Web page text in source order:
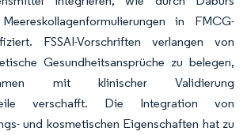
in FMCG-
FSSAI-Vorschriften verlangen von
Gesundheitsansprüche zu belegen,
mit klinischer Validierung
verschafft. Die Integration von
und kosmetischen Eigenschaften hat zu